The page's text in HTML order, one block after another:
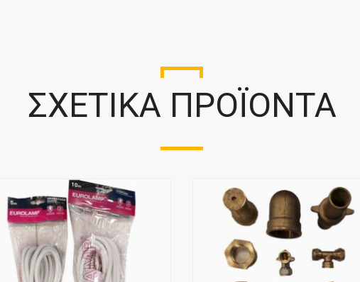
ΣΧΕΤΙΚΆ ΠΡΟΪΌΝΤΑ